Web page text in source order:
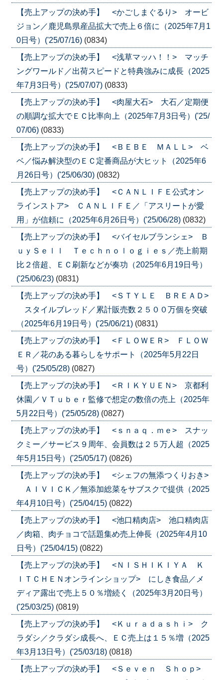
【売上アップの決め手】 <かごしまぐるり> オービ
ジョン／鹿児島県産品拡大で売上６倍に（2025年7月1
0日号）('25/07/16) (0834)
【売上アップの決め手】 <浅草マッハ！！> マッチ
ングワールド／出荷スピードと特典強みに成長（2025
年7月3日号）('25/07/07) (0833)
【売上アップの決め手】 <肉屋大石> 大石／定期便
の順調な拡大でＥＣ比率向上（2025年7月3日号）('25/
07/06) (0833)
【売上アップの決め手】 <ＢＥＢＥ ＭＡＬＬ> ベ
ベ／悩み解決型のＥＣ定番商品が大ヒット（2025年6
月26日号）('25/06/30) (0832)
【売上アップの決め手】 <ＣＡＮＬＩＦＥ公式オン
ラインストア> ＣＡＮＬＩＦＥ／「アスリートが愛
用」が信頼に（2025年6月26日号）('25/06/28) (0832)
【売上アップの決め手】 <バイセルブランシェ> Ｂ
ｕｙＳｅｌｌ Ｔｅｃｈｎｏｌｏｇｉｅｓ／売上前期
比２倍超、ＥＣ刷新などが奏功（2025年6月19日号）
('25/06/23) (0831)
【売上アップの決め手】 <ＳＴＹＬＥ ＢＲＥＡＤ>
スタイルブレッド／累計販売数２５００万個を突破
（2025年6月19日号）('25/06/21) (0831)
【売上アップの決め手】 <ＦＬＯＷＥＲ> ＦＬＯＷ
ＥＲ／花のある暮らしをサポート（2025年5月22日
号）('25/05/28) (0827)
【売上アップの決め手】 <ＲＩＫＹＵＥＮ> 京都利
休園／ＶＴｕｂｅｒ監修で想定の数倍の売上（2025年
5月22日号）('25/05/28) (0827)
【売上アップの決め手】 <ｓｎａｑ．ｍｅ> スナッ
クミー／サービス９周年、会員数は２５万人超（2025
年5月15日号）('25/05/17) (0826)
【売上アップの決め手】 <シェフの無添つくりおき>
ＡＩＶＩＣＫ／無添加総菜をサブスクで提供（2025
年4月10日号）('25/04/15) (0822)
【売上アップの決め手】 <池口精肉店> 池口精肉店
／肉箱、肉チョコで話題集め売上伸長（2025年4月10
日号）('25/04/15) (0822)
【売上アップの決め手】 <ＮＩＳＨＩＫＩＹＡ Ｋ
ＩＴＣＨＥＮオンラインショップ> にしき食品／メ
ディア露出で売上５０％増続く（2025年3月20日号）
('25/03/25) (0819)
【売上アップの決め手】 <Ｋｕｒａｄａｓｈｉ> ク
ラダシ／クラダシ成長へ、ＥＣ売上は１５％増（2025
年3月13日号）('25/03/18) (0818)
【売上アップの決め手】 <Ｓｅｖｅｎ Ｓｈｏｐ>